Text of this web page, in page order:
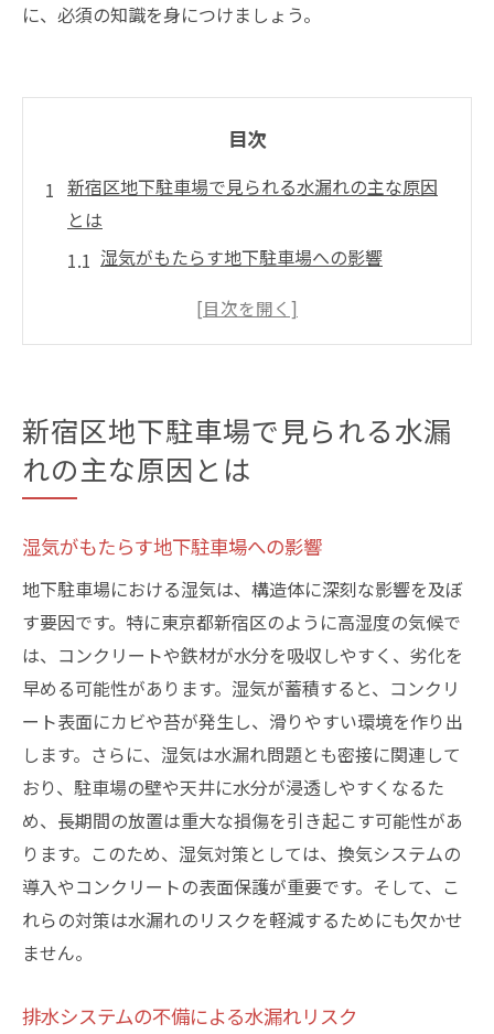
に、必須の知識を身につけましょう。
目次
新宿区地下駐車場で見られる水漏れの主な原因
とは
湿気がもたらす地下駐車場への影響
排水システムの不備による水漏れリスク
周辺環境が地下駐車場に与える影響
地下駐車場水漏れ問題の背後に潜む構造的課題
隠れたひび割れがもたらす影響
設計段階で考慮すべきポイント
防水層の機能不全が引き起こす事態
定期的な構造点検の重要性
建物の経年変化と水漏れの関係
駐車場の安全を守るための効果的な修繕方法
水漏れ修繕における最新技術の活用
プロが推奨する修繕手順とは
防水シートの選び方と施工方法
防水塗料の効果的な塗布技術
修繕コストを抑えるためのコツ
新宿区地下駐車場での水漏れ防止策の最新トレ
新宿区地下駐車場で見られる水漏
れの主な原因とは
湿気がもたらす地下駐車場への影響
地下駐車場における湿気は、構造体に深刻な影響を及ぼ
す要因です。特に東京都新宿区のように高湿度の気候で
は、コンクリートや鉄材が水分を吸収しやすく、劣化を
早める可能性があります。湿気が蓄積すると、コンクリ
ート表面にカビや苔が発生し、滑りやすい環境を作り出
します。さらに、湿気は水漏れ問題とも密接に関連して
おり、駐車場の壁や天井に水分が浸透しやすくなるた
め、長期間の放置は重大な損傷を引き起こす可能性があ
ります。このため、湿気対策としては、換気システムの
導入やコンクリートの表面保護が重要です。そして、こ
れらの対策は水漏れのリスクを軽減するためにも欠かせ
ません。
排水システムの不備による水漏れリスク